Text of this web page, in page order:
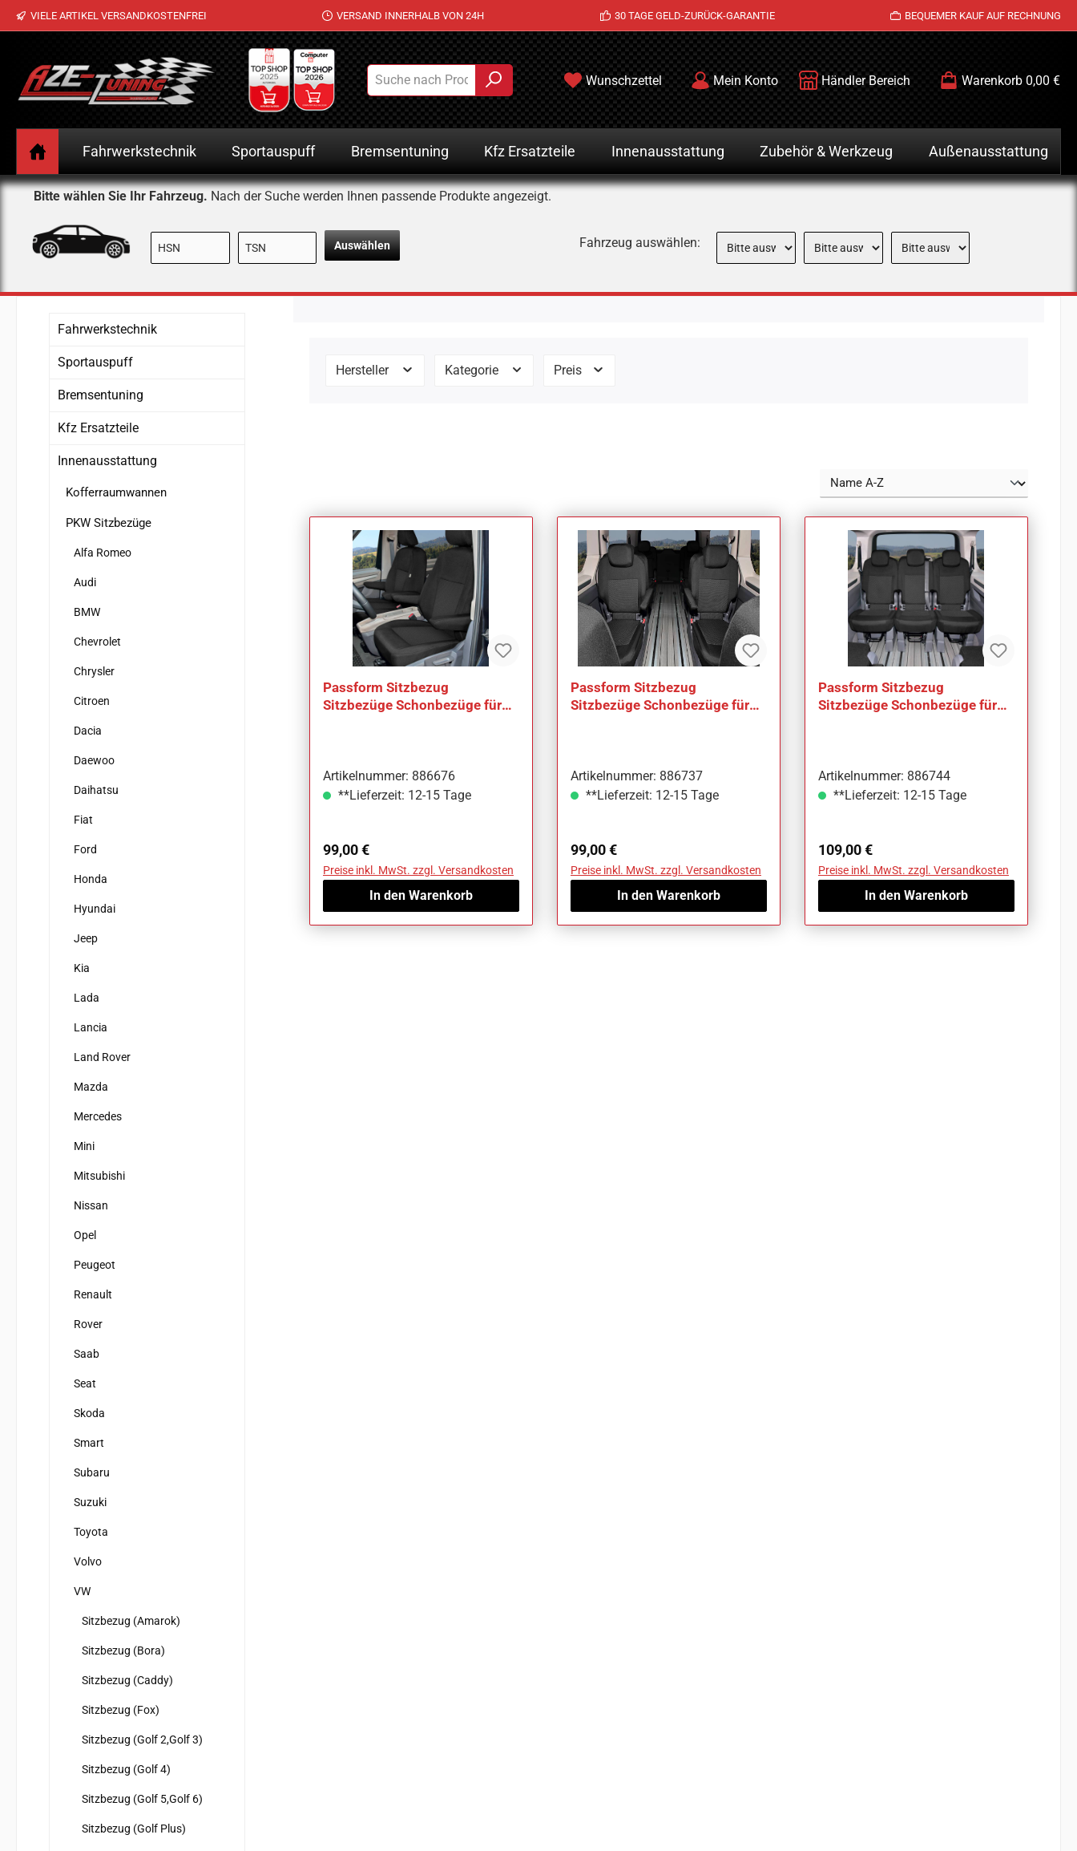
Hauptinhalt springen
Zur Suche springen
Zur Hauptnavigation springen
VIELE ARTIKEL VERSANDKOSTENFREI VERSAND INNERHALB VON 24H 30 TAGE GELD-ZURÜCK-GARANTIE BEQUEMER KAUF AUF RECHNUNG
Wunschzettel Mein Konto Händler Bereich Warenkorb 0,00 €
Fahrwerkstechnik Sportauspuff Bremsentuning Kfz Ersatzteile Innenausstattung Zubehör & Werkzeug Außenausstattung
Bitte wählen Sie Ihr Fahrzeug. Nach der Suche werden Ihnen passende Produkte angezeigt.
Auswählen Fahrzeug auswählen:
Fahrwerkstechnik
Sportauspuff
Bremsentuning
Kfz Ersatzteile
Innenausstattung
Kofferraumwannen
PKW Sitzbezüge
Alfa Romeo
Audi
BMW
Chevrolet
Chrysler
Citroen
Dacia
Daewoo
Daihatsu
Fiat
Ford
Honda
Hyundai
Jeep
Kia
Lada
Lancia
Land Rover
Mazda
Mercedes
Mini
Mitsubishi
Nissan
Opel
Peugeot
Renault
Rover
Saab
Seat
Skoda
Smart
Subaru
Suzuki
Toyota
Volvo
VW
Sitzbezug (Amarok)
Sitzbezug (Bora)
Sitzbezug (Caddy)
Sitzbezug (Fox)
Sitzbezug (Golf 2,Golf 3)
Sitzbezug (Golf 4)
Sitzbezug (Golf 5,Golf 6)
Sitzbezug (Golf Plus)
Hersteller Kategorie Preis
Passform Sitzbezug
Sitzbezüge Schonbezüge für
Artikelnummer: 886676
**Lieferzeit: 12-15 Tage
Regulärer Preis:
99,00 €
Preise inkl. MwSt. zzgl. Versandkosten
In den Warenkorb
Passform Sitzbezug
Sitzbezüge Schonbezüge für
Artikelnummer: 886737
**Lieferzeit: 12-15 Tage
Regulärer Preis:
99,00 €
Preise inkl. MwSt. zzgl. Versandkosten
In den Warenkorb
Passform Sitzbezug
Sitzbezüge Schonbezüge für
Artikelnummer: 886744
**Lieferzeit: 12-15 Tage
Regulärer Preis:
109,00 €
Preise inkl. MwSt. zzgl. Versandkosten
In den Warenkorb